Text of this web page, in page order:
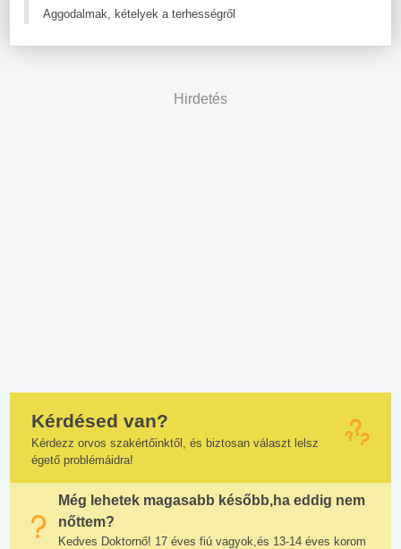
Aggodalmak, kételyek a terhességről
Hirdetés
Kérdésed van?
Kérdezz orvos szakértőinktől, és biztosan választ lelsz
égető problémáidra!
Még lehetek magasabb később,ha eddig nem
nőttem?
Kedves Doktornő! 17 éves fiú vagyok,és 13-14 éves korom